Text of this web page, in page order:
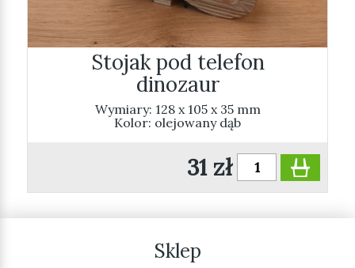
Stojak pod telefon
dinozaur
Wymiary: 128 x 105 x 35 mm
Kolor: olejowany dąb
31 zł
Sklep